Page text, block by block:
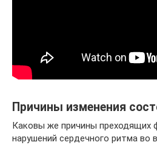
Причины изменения
Каковы же причины преходящих
нарушений сердечного ритма во